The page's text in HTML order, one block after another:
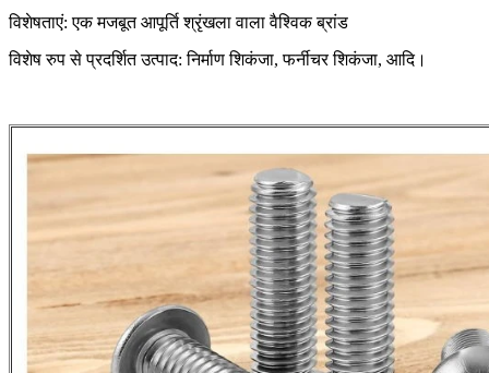
विशेषताएं: एक मजबूत आपूर्ति श्रृंखला वाला वैश्विक ब्रांड
विशेष रुप से प्रदर्शित उत्पाद: निर्माण शिकंजा, फर्नीचर शिकंजा, आदि।